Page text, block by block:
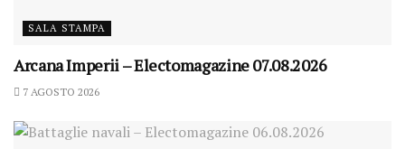
SALA STAMPA
Arcana Imperii – Electomagazine 07.08.2026
7 AGOSTO 2026